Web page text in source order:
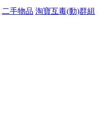
二手物品 淘寶互毒(動)群組